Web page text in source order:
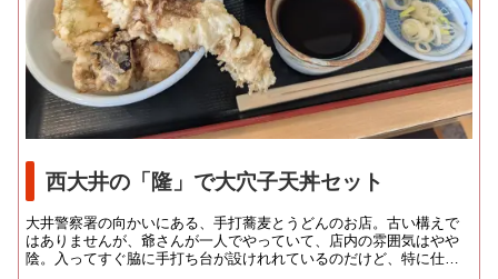
西大井の「隆」で大穴子天丼セット
大井警察署の向かいにある、手打蕎麦とうどんのお店。古い構えで
はありませんが、爺さんが一人でやっていて、店内の雰囲気はやや
陰。入ってすぐ脇に手打ち台が設けれれているのだけど、特に仕切